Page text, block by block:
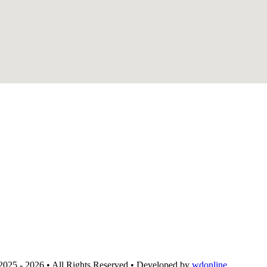
- 2026 • All Rights Reserved • Developed bywdonline